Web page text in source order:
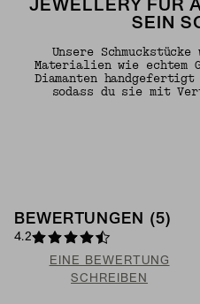
JEWELLERY FÜR
SEIN
Unsere
Materialien wie
Diamanten
sodass du sie mit
BEWERTUNGEN (5)
4.2
EINE BEWERTUNG
SCHREIBEN